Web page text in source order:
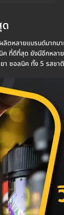
ตหลายแบรนด์มากม
ค ที่ดีที่สุด ยังมีอีกหล
ยา ซอลนิค ทั้ง 5 รสช